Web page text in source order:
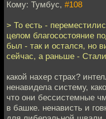
Кому: Тумбус, #108
> То есть -
целом благосостояние
был - так и остался, но
сейчас, а раньше -
какой нахер страх?
ненавидела систему,
что они бессистемные
в башке. ненависть и